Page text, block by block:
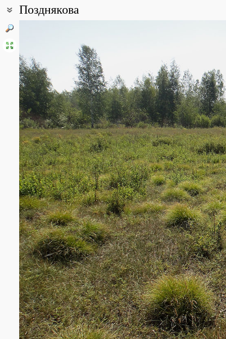
Позднякова
Бассейн реки Ангара - широкая протяжённая впадина,
р. Куда. В окрестностях дер. Позднякова типичный ландшафт
образованиях. На возвышенных формах (мелкосопочниках) –
болотно-озёрные, включая террасово-пойменные болота,
All photos(34) Photos of plants & lichens(658)